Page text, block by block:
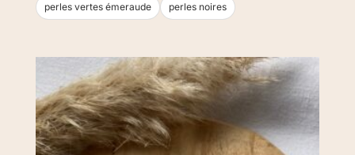
perles vertes émeraude perles noires